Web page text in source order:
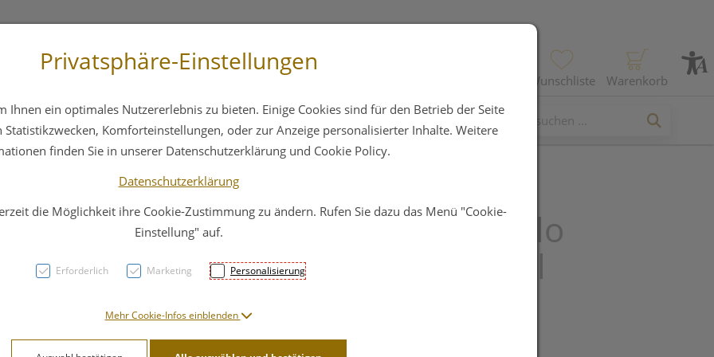
Wunschliste Warenkorb
Hautpflege Familie Nahrungsergänzung
t: by tetesept Hallo
Lebenslust 200ml
4,20 EUR
Privatsphäre-Einstellungen
Ihnen ein optimales Nutzererlebnis zu bieten. Einige Cookies sind für den Betrieb der Seite
Komforteinstellungen, oder zur Anzeige personalisierter Inhalte. Weitere
finden Sie in unserer Datenschutzerklärung und Cookie Policy.
Datenschutzerklärung
die Möglichkeit ihre Cookie-Zustimmung zu ändern. Rufen Sie dazu das Menü "Cookie-
Einstellung" auf.
Erforderlich Marketing Personalisierung
Mehr Cookie-Infos einblenden